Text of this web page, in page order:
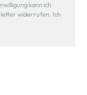
kann ich
widerrufen. Ich